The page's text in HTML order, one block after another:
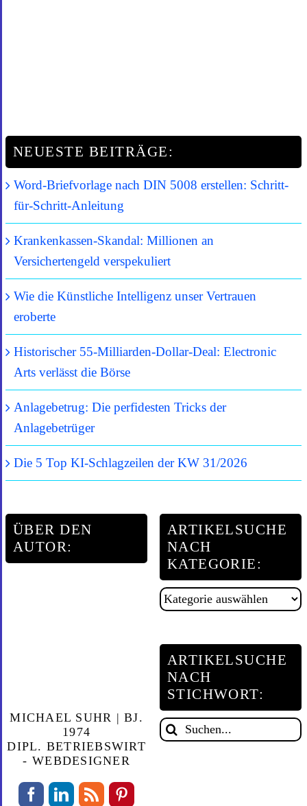
NEUESTE BEITRÄGE:
Word-Briefvorlage nach DIN 5008 erstellen: Schritt-
für-Schritt-Anleitung
Krankenkassen-Skandal: Millionen an
Versichertengeld verspekuliert
Wie die Künstliche Intelligenz unser Vertrauen
eroberte
Historischer 55-Milliarden-Dollar-Deal: Electronic
Arts verlässt die Börse
Anlagebetrug: Die perfidesten Tricks der
Anlagebetrüger
Die 5 Top KI-Schlagzeilen der KW 31/2026
ÜBER DEN
AUTOR:
MICHAEL SUHR | BJ.
1974
DIPL. BETRIEBSWIRT
- WEBDESIGNER
ARTIKELSUCHE
NACH
KATEGORIE:
Artikelsuche
ARTIKELSUCHE
NACH
STICHWORT:
Suche